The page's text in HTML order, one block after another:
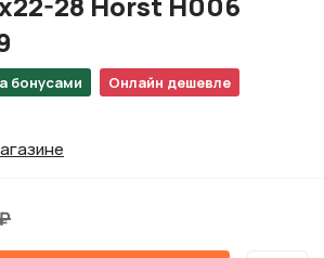
бонусами Онлайн дешевле